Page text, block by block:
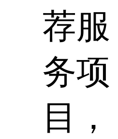
荐服
务项
目，